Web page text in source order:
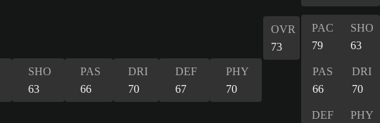
SHO
63
PAS
66
DRI
70
DEF
67
PHY
70
OVR
73
PAC
79
SHO
63
PAS
66
DRI
70
DEF
PHY